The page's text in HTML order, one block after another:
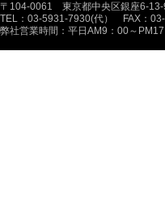
〒104-0061 東京都中央区銀座6-13-
TEL：03-5931-7930(代） FAX：
弊社営業時間：平日AM9：00～